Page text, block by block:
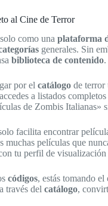
al Cine de Terror
como una plataforma
generales. Sin
biblioteca de contenido
por el catálogo de terror
a listados
de Zombis Italianas»
facilita encontrar
muchas películas que
tu perfil de
códigos, estás tomando
través del catálogo,